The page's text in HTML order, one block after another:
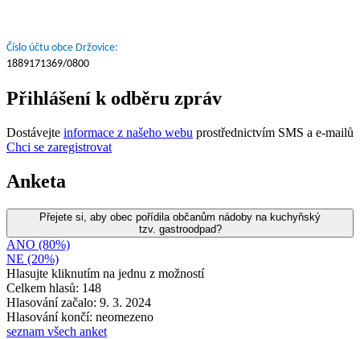
Číslo účtu obce Držovice:
1889171369/0800
Přihlášení k odběru zpráv
Dostávejte informace z našeho webu prostřednictvím SMS a e-mailů
Chci se zaregistrovat
Anketa
Přejete si, aby obec pořídila občanům nádoby na kuchyňský
tzv. gastroodpad?
ANO (80%)
NE (20%)
Hlasujte kliknutím na jednu z možností
Celkem hlasů: 148
Hlasování začalo: 9. 3. 2024
Hlasování končí: neomezeno
seznam všech anket